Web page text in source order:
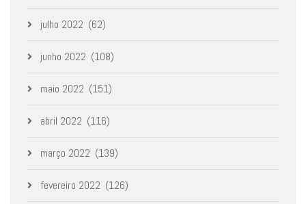
julho 2022 (62)
junho 2022 (108)
maio 2022 (151)
abril 2022 (116)
março 2022 (139)
fevereiro 2022 (126)